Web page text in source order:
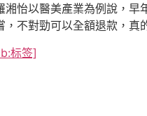
湘怡以醫美產業為例說，
，不對勁可以全額退款，真
标签]